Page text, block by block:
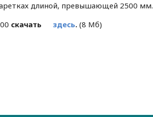
длиной, превышающей 2500 мм.
скачать здесь.(8 Мб)